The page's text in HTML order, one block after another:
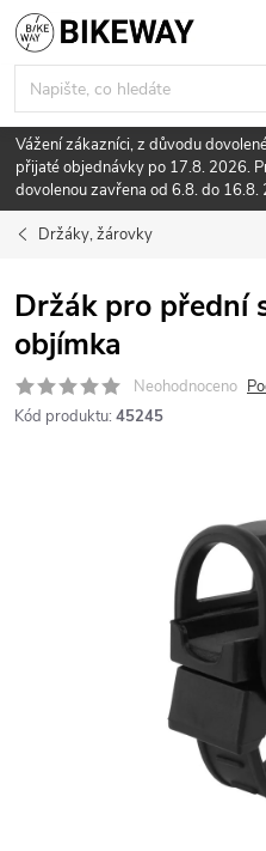
Přejít
na
obsah
Vážení zákazníci, z důvodu
přijaté objednávky po 17.8. 2026.
dovolenou zavřena od 6.8. do 16.8.
Držáky, žárovky
Držák pro přední
objímka
Neohodnoceno
Kód produktu: 45245